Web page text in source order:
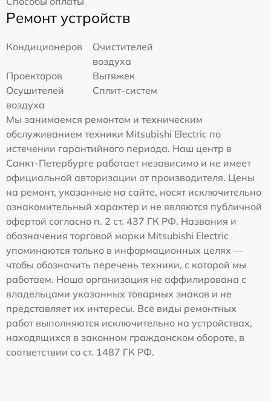
Ремонт устройств
Кондиционеров
Очистителей
воздуха
Проекторов
Вытяжек
Осушителей
воздуха
Сплит-систем
Мы занимаемся ремонтом и техническим
обслуживанием техники Mitsubishi Electric по
истечении гарантийного периода. Наш центр в
Санкт-Петербурге работает независимо и не имеет
официальной авторизации от производителя. Цены
на ремонт, указанные на сайте, носят исключительно
ознакомительный характер и не являются публичной
офертой согласно п. 2 ст. 437 ГК РФ. Названия и
обозначения торговой марки Mitsubishi Electric
упоминаются только в информационных целях —
чтобы обозначить перечень техники, с которой мы
работаем. Наша организация не аффилирована с
владельцами указанных товарных знаков и не
представляет их интересы. Все виды ремонтных
работ выполняются исключительно на устройствах,
находящихся в законном гражданском обороте, в
соответствии со ст. 1487 ГК РФ.